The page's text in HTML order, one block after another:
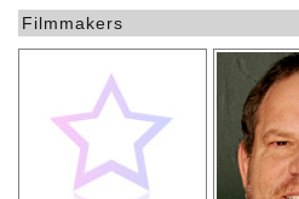
Filmmakers